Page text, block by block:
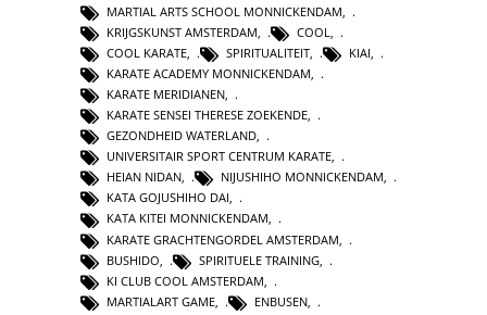
MARTIAL ARTS SCHOOL MONNICKENDAM
KRIJGSKUNST AMSTERDAM
COOL
COOL KARATE
SPIRITUALITEIT KIAI
KARATE ACADEMY MONNICKENDAM,
KARATE MERIDIANEN,
KARATE SENSEI THERESE ZOEKENDE,
GEZONDHEID WATERLAND,
UNIVERSITAIR SPORT CENTRUM KARATE,
HEIAN NIDAN, NIJUSHIHO MONNICKENDAM,
KATA GOJUSHIHO DAI,
KATA KITEI MONNICKENDAM,
KARATE GRACHTENGORDEL AMSTERDAM
BUSHIDO
SPIRITUELE TRAINING
KI CLUB COOL AMSTERDAM
MARTIALART GAME
ENBUSEN